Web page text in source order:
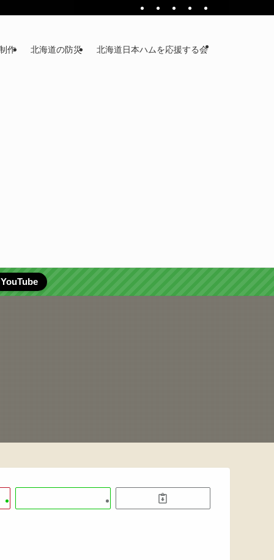
作 北海道の防災 北海道日本ハムを応援する会
YouTube